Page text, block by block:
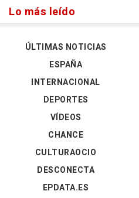
Lo más leído
ÚLTIMAS NOTICIAS
ESPAÑA
INTERNACIONAL
DEPORTES
VÍDEOS
CHANCE
CULTURAOCIO
DESCONECTA
EPDATA.ES